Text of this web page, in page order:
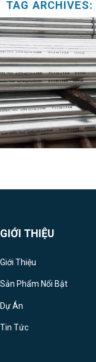
TAG ARCHIVES:
GIỚI THIỆU
Giới Thiệu
Sản Phẩm Nổi Bật
Dự Án
Tin Tức